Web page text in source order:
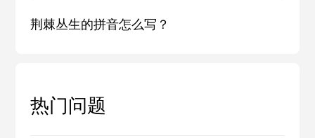
荆棘丛生的拼音怎么写？
热门问题